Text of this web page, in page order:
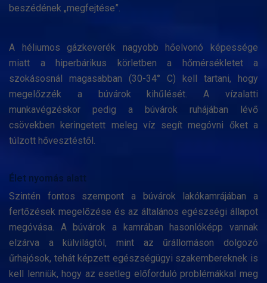
beszédének „megfejtése”.
A héliumos gázkeverék nagyobb hőelvonó képessége
miatt a hiperbárikus körletben a hőmérsékletet a
szokásosnál magasabban (30-34° C) kell tartani, hogy
megelőzzék a búvárok kihűlését. A vízalatti
munkavégzéskor pedig a búvárok ruhájában lévő
csövekben keringetett meleg víz segít megóvni őket a
túlzott hővesztéstől.
Élet nyomás alatt
Szintén fontos szempont a búvárok lakókamrájában a
fertőzések megelőzése és az általános egészségi állapot
megóvása. A búvárok a kamrában hasonlóképp vannak
elzárva a külvilágtól, mint az űrállomáson dolgozó
űrhajósok, tehát képzett egészségügyi szakembereknek is
kell lenniük, hogy az esetleg előforduló problémákkal meg